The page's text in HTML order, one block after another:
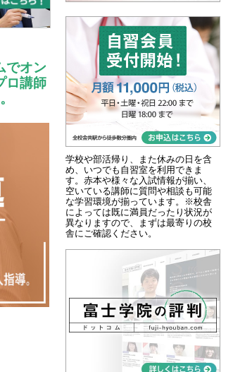
でオン
ロ講師
学校や部活帰り、また休みの日を含
め、いつでも自習室を利用できま
す。赤本や様々な入試情報が揃い、
空いている講師に質問や相談も可能
な学習環境が揃っています。※校舎
によっては既に満員だったり状況が
異なりますので、まずは最寄りの校
舎にご確認ください。